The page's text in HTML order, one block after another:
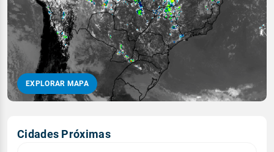
EXPLORAR MAPA
Cidades Próximas